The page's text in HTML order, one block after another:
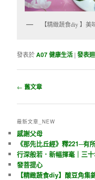
【精緻蔬食diy 】美
發表於A07 健康生活 |發表
瀏覽文章
← 舊文章
最新文章_NEW
感謝父母
《那先比丘經》釋221─有
行深般若．新幅揮毫｜三
發菩提心
【精緻蔬食diy】酸豆角集